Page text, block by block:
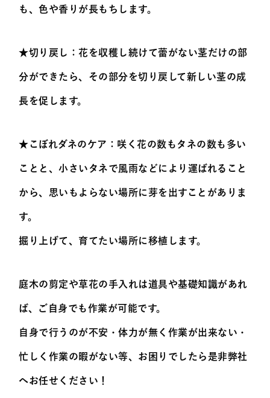
も、色や香りが長もちします。
★切り戻し：花を収穫し続けて蕾がない茎だけの部
分ができたら、その部分を切り戻して新しい茎の成
長を促します。
★こぼれダネのケア：咲く花の数もタネの数も多い
ことと、小さいタネで風雨などにより運ばれること
から、思いもよらない場所に芽を出すことがありま
す。
掘り上げて、育てたい場所に移植します。
庭木の剪定や草花の手入れは道具や基礎知識があれ
ば、ご自身でも作業が可能です。
自身で行うのが不安・体力が無く作業が出来ない・
忙しく作業の暇がない等、お困りでしたら是非弊社
へお任せください！